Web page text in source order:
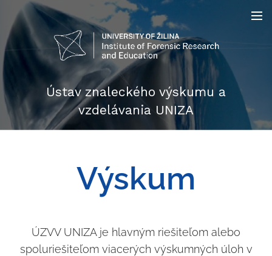
Ústav znaleckého výskumu a
vzdelávania UNIZA
Výskum
ÚZVV UNIZA je hlavným riešiteľom alebo
spoluriešiteľom viacerých výskumných úloh v